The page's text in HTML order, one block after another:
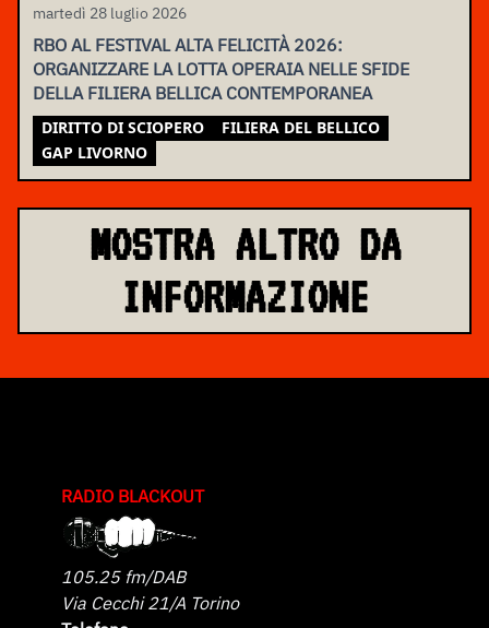
martedì 28 luglio 2026
RBO AL FESTIVAL ALTA FELICITÀ 2026:
ORGANIZZARE LA LOTTA OPERAIA NELLE SFIDE
DELLA FILIERA BELLICA CONTEMPORANEA
DIRITTO DI SCIOPERO
FILIERA DEL BELLICO
GAP LIVORNO
MOSTRA ALTRO DA
INFORMAZIONE
RADIO BLACKOUT
105.25 fm/DAB
Via Cecchi 21/A Torino